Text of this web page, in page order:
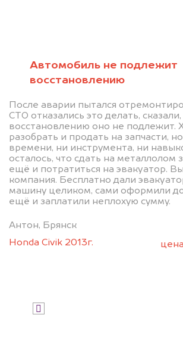
Автомобиль не подлежит
восстановлению
После аварии пытался
СТО отказались это делать, сказали,
восстановлению оно не подлежит.
разобрать и продать на запчасти,
времени, ни инструмента, ни
осталось, что сдать на металлолом
ещё и потратиться на эвакуатор.
компания. Бесплатно дали
машину целиком, сами оформили
ещё и заплатили неплохую сумму.
Антон, Брянск
Honda Civik 2013г.
цена
разборку.
Мы купим ваше авто на
дороже, чем